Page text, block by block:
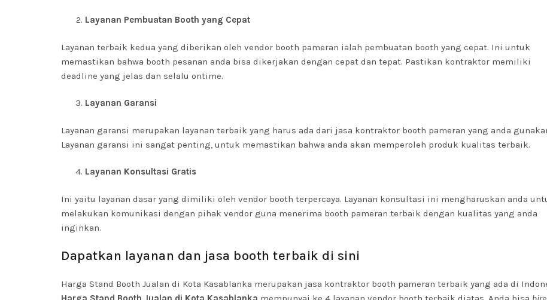
Layanan Pembuatan Booth yang Cepat
Layanan terbaik kedua yang diberikan oleh vendor booth pameran ialah pembuatan booth yang cepat. Ini untuk
memastikan bahwa booth pesanan anda bisa dikerjakan dengan cepat dan tepat. Pastikan kontraktor memiliki
deadline yang jelas dan selalu ontime.
Layanan Garansi
Layanan garansi merupakan layanan terbaik yang harus ada dari jasa kontraktor booth pameran yang anda
Layanan garansi ini sangat penting, untuk memastikan bahwa anda akan memperoleh produk kualitas terbaik.
Layanan Konsultasi Gratis
Ini yaitu layanan dasar yang dimiliki oleh vendor booth terpercaya. Layanan konsultasi ini mengharuskan anda
melakukan komunikasi dengan pihak vendor guna menerima booth pameran terbaik dengan kualitas yang anda
inginkan.
Dapatkan layanan dan jasa booth terbaik di sini
Harga Stand Booth Jualan di Kota Kasablanka merupakan jasa kontraktor booth pameran terbaik yang ada di